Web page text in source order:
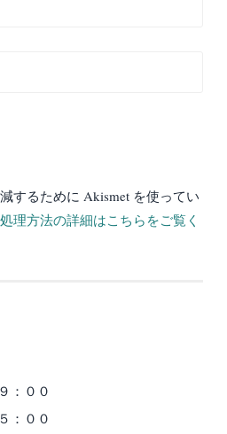
するために Akismet を使ってい
理方法の詳細はこちらをご覧く
：００
００